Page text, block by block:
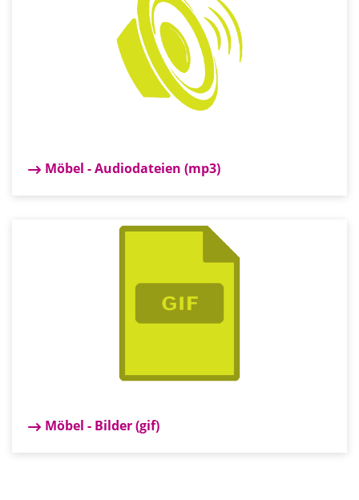
Möbel - Audiodateien (mp3)
Möbel - Bilder (gif)